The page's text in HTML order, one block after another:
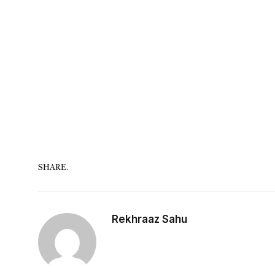
SHARE.
Rekhraaz Sahu